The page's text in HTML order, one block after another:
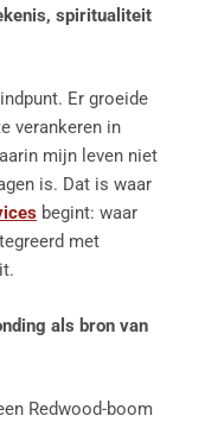
spiritualiteit
Er groeide
verankeren in
mijn leven niet
is. Dat is waar
begint: waar
met
als bron van
Redwood-boom